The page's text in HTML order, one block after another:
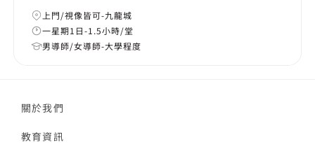
上門/視像皆可-九龍城
一星期1日-1.5小時/堂
男導師/女導師-大學程度
關於我們
教育資訊